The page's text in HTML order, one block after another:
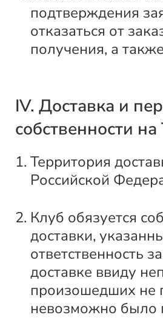
подтверждения
отказаться от
получения, а
IV. Доставка и
собственности
Территория
Российской
Клуб обязуется
доставки,
ответственность
доставке ввиду
произошедших не
невозможно было